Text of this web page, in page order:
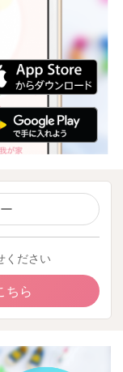
ください
ちら